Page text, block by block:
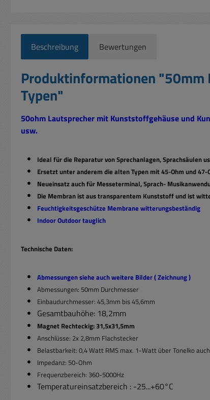
Beschreibung Bewertungen
Produktinformationen "50mm
Typen"
50ohm Lautsprecher mit Kunststoffgehäuse und
usw.
Ideal für die Reparatur von Sprechanlagen, Sprachsäulen
Ersetzt unter anderem die alten Typen mit 45-Ohm und 47-
Neueinsatz auch für Messeterminal, Sprach-
Die Membran ist aus transparentem Kunststoff und ist
Feuchtigkeitsgeschütze Membrane witterungsbeständig
Indoor Outdoor tauglich
Technische Daten:
Abmessungen siehe auch weitere Bilder ( Zeichnung )
Abmessungen: 50mm Durchmesser
Einbaudurchmesser: 45,3mm bis 45,6mm
Gesamtbauhöhe: 18,2mm
Magnet Rechteckig: 31,5x31,5mm
Anschlüsse: 2x 2,8mm Flachstecker
Belastbarkeit: 0,4 Watt RMS max. 1-Watt über Tonelko
Impedanz: 50-Ohm
Frequenzbereich: 360-5000Hz
Temperatureinsatzbereich : -25...+60°C